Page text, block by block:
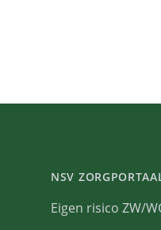
NSV
Eigen risico ZW/